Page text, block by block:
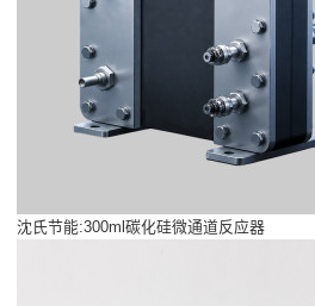
沈氏节能:300ml碳化硅微通道反应器